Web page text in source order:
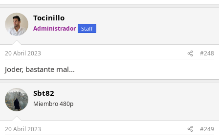
Tocinillo
Administrador Staff
20 Abril 2023 #248
Joder, bastante mal...
Sbt82
Miembro 480p
20 Abril 2023 #249